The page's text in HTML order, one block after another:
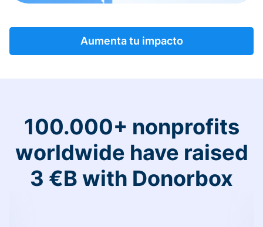
Aumenta tu impacto
100.000+ nonprofits
worldwide have raised
3 €B with Donorbox